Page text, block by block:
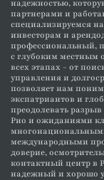
надежностью,
партнерами и
специализируемся
инвесторам и
профессиональный,
с глубоким местным
всех этапах - от
управления и
позволяет нам
экспатриантов и
преодолевать
Рио и ожиданиями
международными
доверие,
контактный центр в
надежный и хорошо